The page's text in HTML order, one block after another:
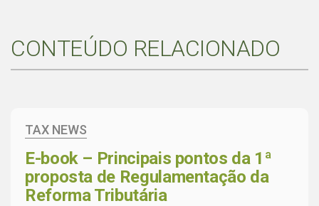
CONTEÚDO RELACIONADO
TAX NEWS
E-book – Principais pontos da 1ª
proposta de Regulamentação da
Reforma Tributária